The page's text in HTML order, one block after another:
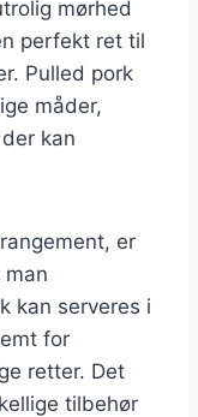
mørhed
perfekt ret til
Pulled pork
måder,
kan
er
kan serveres i
for
retter. Det
tilbehør